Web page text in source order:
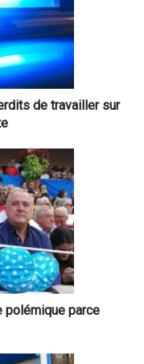
de travailler sur
polémique parce